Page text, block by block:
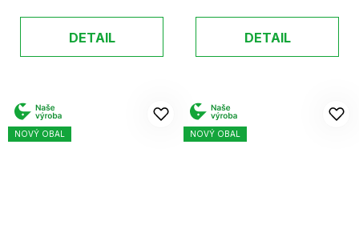
DETAIL DETAIL
NOVÝ OBAL NOVÝ OBAL